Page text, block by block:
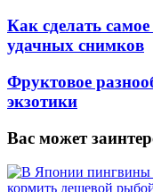
Как сделать
удачных снимков
Фруктовое
экзотики
Вас может